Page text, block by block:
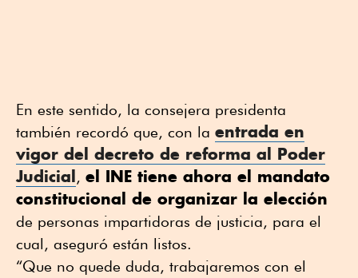
En este sentido, la consejera presidenta
también recordó que, con la entrada en
vigor del decreto de reforma al Poder
Judicial, el INE tiene ahora el mandato
constitucional de organizar la elección
de personas impartidoras de justicia, para el
cual, aseguró están listos.
“Que no quede duda, trabajaremos con el